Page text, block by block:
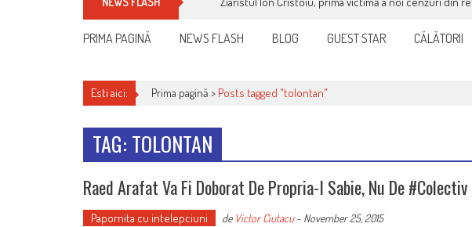
PRIMA PAGINĂ NEWS FLASH BLOG GUEST STAR CĂLĂTORII
Esti aici: Prima pagină > Posts tagged "tolontan"
TAG: TOLONTAN
Raed Arafat Va Fi Doborat De Propria-I Sabie, Nu De #Colectiv
Papornita cu intelepciuni de Victor Ciutacu- November 25, 2015